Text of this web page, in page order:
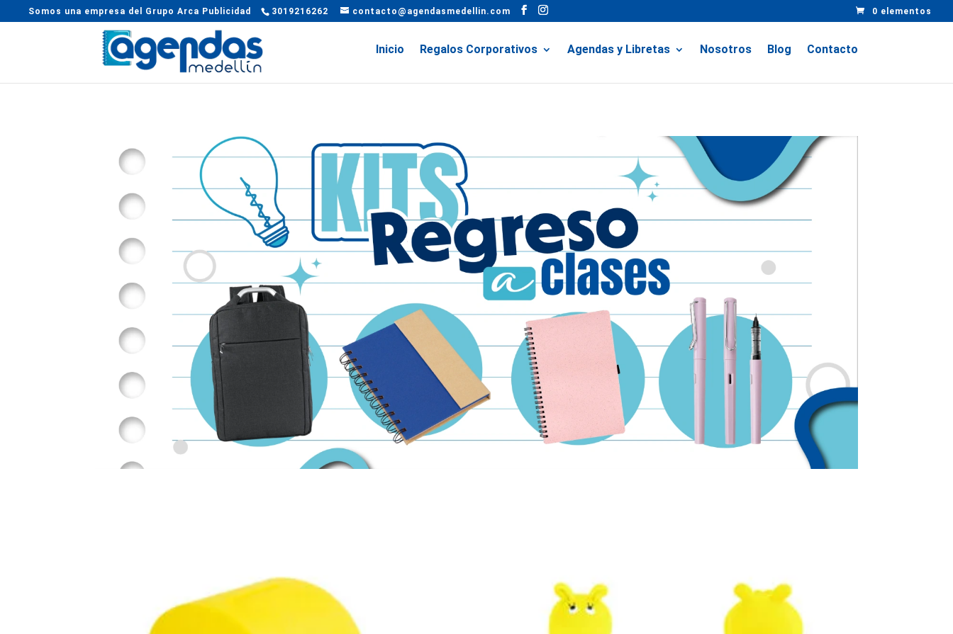
Somos una empresa del Grupo Arca Publicidad 3019216262 contacto@agendasmedellin.com 0 elementos
Inicio Regalos Corporativos Agendas y Libretas Nosotros Blog Contacto